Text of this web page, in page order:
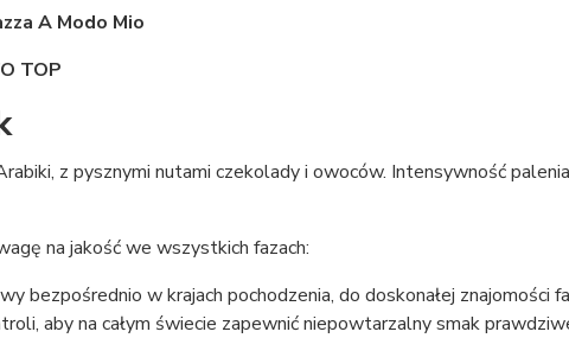
A Modo Mio
TOP
z pysznymi nutami czekolady i owoców. Intensywność
na jakość we wszystkich fazach:
bezpośrednio w krajach pochodzenia, do doskonałej znajomości
aby na całym świecie zapewnić niepowtarzalny smak